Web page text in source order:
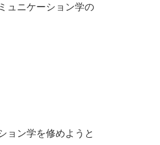
ュニケーション学の
ョン学を修めようと